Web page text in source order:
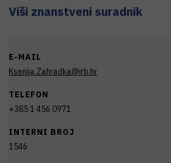
Viši znanstveni suradnik
E-MAIL
Ksenija.Zahradka@irb.hr
TELEFON
+385 1 456 0971
INTERNI BROJ
1546